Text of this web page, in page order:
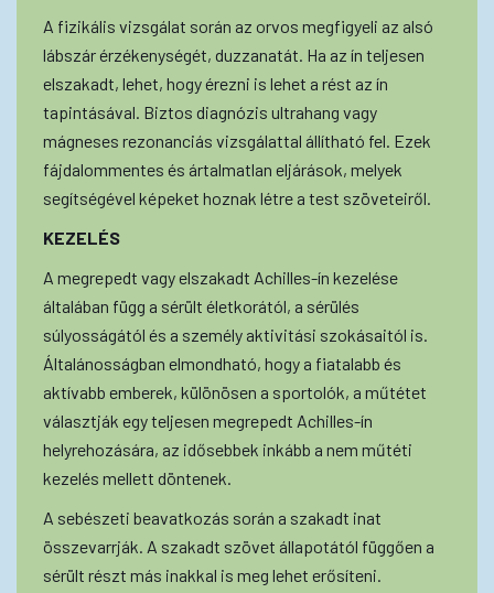
A fizikális vizsgálat során az orvos megfigyeli az alsó
lábszár érzékenységét, duzzanatát. Ha az ín teljesen
elszakadt, lehet, hogy érezni is lehet a rést az ín
tapintásával. Biztos diagnózis ultrahang vagy
mágneses rezonanciás vizsgálattal állítható fel. Ezek
fájdalommentes és ártalmatlan eljárások, melyek
segítségével képeket hoznak létre a test szöveteiről.
KEZELÉS
A megrepedt vagy elszakadt Achilles-ín kezelése
általában függ a sérült életkorától, a sérülés
súlyosságától és a személy aktivitási szokásaitól is.
Általánosságban elmondható, hogy a fiatalabb és
aktívabb emberek, különösen a sportolók, a műtétet
választják egy teljesen megrepedt Achilles-ín
helyrehozására, az idősebbek inkább a nem műtéti
kezelés mellett döntenek.
A sebészeti beavatkozás során a szakadt inat
összevarrják. A szakadt szövet állapotától függően a
sérült részt más inakkal is meg lehet erősíteni.